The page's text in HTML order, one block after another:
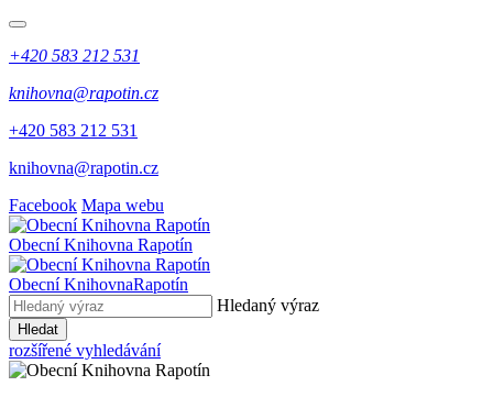
+420 583 212 531
knihovna@rapotin.cz
+420 583 212 531
knihovna@rapotin.cz
Facebook Mapa webu
ObecníKnihovna Rapotín
Obecní KnihovnaRapotín
Hledaný výraz
Hledat
rozšířené vyhledávání